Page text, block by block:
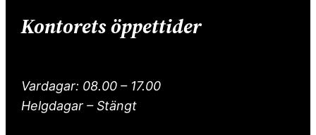
Kontorets öppettider
Vardagar: 08.00 – 17.00
Helgdagar – Stängt